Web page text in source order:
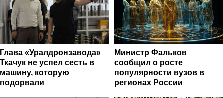
Глава «Уралдронзавода»
Ткачук не успел сесть в
машину, которую
подорвали
Министр Фальков
сообщил о росте
популярности вузов в
регионах России